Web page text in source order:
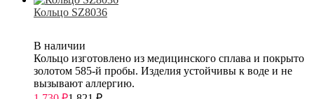
Кольцо SZ8036
В наличии
Кольцо изготовлено из медицинского сплава и покрыто
золотом 585-й пробы. Изделия устойчивы к воде и не
вызывают аллергию.